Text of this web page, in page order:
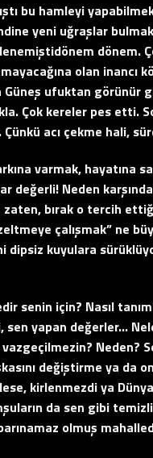
bu hamleyi
yeni uğraşlar
dönem.
olan
ufuktan görünür
Çok kereler pes etti.
Çünkü acı çekme hali,
varmak, hayatına
değerli! Neden
bırak o tercih
çalışmak” ne
dipsiz kuyulara
senin için? Nasıl
sen yapan değerler…
Neden?
değiştirme ya da
kirlenmezdi ya
da sen gibi
olmuş